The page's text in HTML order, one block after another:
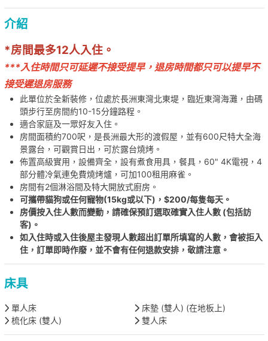
介紹
*房間最多12人入住。
***入住時間只可延遲不接受提早，退房時間都只可以提早不
接受遲退房服務
此單位於全新裝修，位處於長洲東灣北東堤，臨近東灣海灘，由碼
頭步行至房間約10-15分鐘路程。
適合家庭及一眾好友入住。
房間面積約700呎，是長洲最大形的渡假屋，並有600尺特大全海
景露台，可觀賞日出，可於露台燒烤。
佈置高級實用，設備齊全，設有煮食用具，餐具，60" 4K電視，4
部分體冷氣連免費燒烤爐，可加100租用麻雀。
房間有2個淋浴間及特大開放式廚房。
可攜帶貓狗或任何寵物(15kg或以下)，$200/每隻每天。
房價按入住人數而變動，請確保預訂選取確實入住人數 (包括訪
客)。
如入住時或入住後屋主發現人數超出訂單所填寫的人數，會被拒入
住，訂單即時作廢，並不會有任何退款安排，敬請注意。
床具
單人床
床墊 (雙人) (在地板上)
梳化床 (雙人)
雙人床